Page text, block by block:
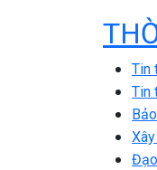
Tin
Tin